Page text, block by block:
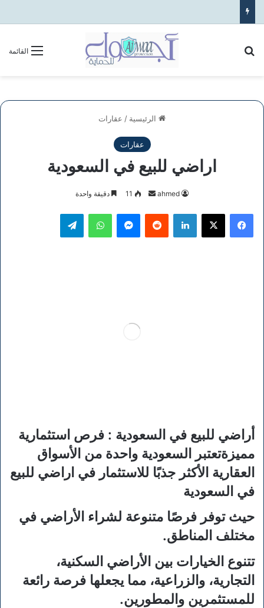
القائمة
الرئيسية / عقارات
عقارات
اراضي للبيع في السعودية
ahmed
أرسل
إلكترونيا
11 دقيقة واحدة
فيسبوك ‫X لينكدإن ماسنجر واتساب تيلقرام
أراضي للبيع في السعودية : فرص استثمارية
مميزةتعتبر السعودية واحدة من الأسواق
العقارية الأكثر جذبًا للاستثمار في اراضي للبيع
في السعودية
حيث توفر فرصًا متنوعة لشراء الأراضي في
مختلف المناطق.
تتنوع الخيارات بين الأراضي السكنية،
التجارية، والزراعية، مما يجعلها فرصة رائعة
للمستثمرين والمطورين.